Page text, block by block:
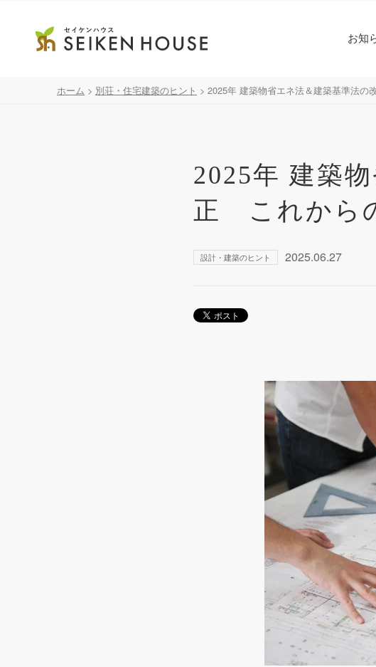
お知
ホーム > 別荘・住宅建築のヒント > 2025年 建築物省エネ法＆建築基準法
2025年 建築
正 これから
設計・建築のヒント 2025.06.27